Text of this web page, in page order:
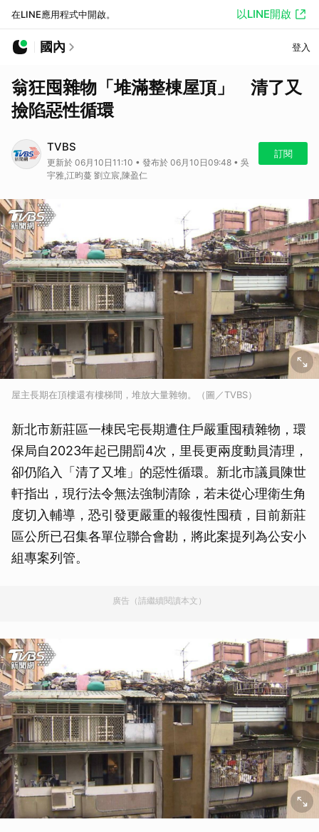
在LINE應用程式中開啟。 以LINE開啟
國內 登入
翁狂囤雜物「堆滿整棟屋頂」 清了又
撿陷惡性循環
TVBS
更新於 06月10日11:10 • 發布於 06月10日09:48 • 吳
宇雅,江昀蔓 劉立宸,陳盈仁
訂閱
屋主長期在頂樓還有樓梯間，堆放大量雜物。（圖／TVBS）
新北市新莊區一棟民宅長期遭住戶嚴重囤積雜物，環
保局自2023年起已開罰4次，里長更兩度動員清理，
卻仍陷入「清了又堆」的惡性循環。新北市議員陳世
軒指出，現行法令無法強制清除，若未從心理衛生角
度切入輔導，恐引發更嚴重的報復性囤積，目前新莊
區公所已召集各單位聯合會勘，將此案提列為公安小
組專案列管。
廣告（請繼續閱讀本文）